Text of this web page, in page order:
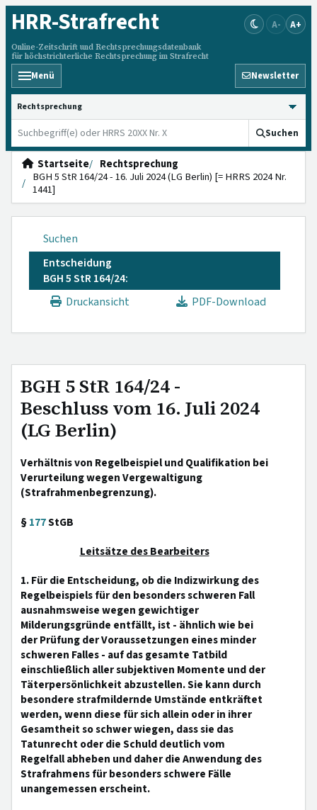
HRR-Strafrecht
Online-Zeitschrift und Rechtsprechungsdatenbank
für höchstrichterliche Rechtsprechung im Strafrecht
A- A+
Menü Newsletter
HRRS durchsuchen
Suchen
Startseite
Rechtsprechung
BGH 5 StR 164/24 - 16. Juli 2024 (LG Berlin) [= HRRS 2024 Nr.
1441]
Suchen
Entscheidung
BGH 5 StR 164/24:
Druckansicht
PDF-Download
BGH 5 StR 164/24 -
Beschluss vom 16. Juli 2024
(LG Berlin)
Verhältnis von Regelbeispiel und Qualifikation bei
Verurteilung wegen Vergewaltigung
(Strafrahmenbegrenzung).
§177StGB
Leitsätze des Bearbeiters
1. Für die Entscheidung, ob die Indizwirkung des
Regelbeispiels für den besonders schweren Fall
ausnahmsweise wegen gewichtiger
Milderungsgründe entfällt, ist - ähnlich wie bei
der Prüfung der Voraussetzungen eines minder
schweren Falles - auf das gesamte Tatbild
einschließlich aller subjektiven Momente und der
Täterpersönlichkeit abzustellen. Sie kann durch
besondere strafmildernde Umstände entkräftet
werden, wenn diese für sich allein oder in ihrer
Gesamtheit so schwer wiegen, dass sie das
Tatunrecht oder die Schuld deutlich vom
Regelfall abheben und daher die Anwendung des
Strafrahmens für besonders schwere Fälle
unangemessen erscheint.